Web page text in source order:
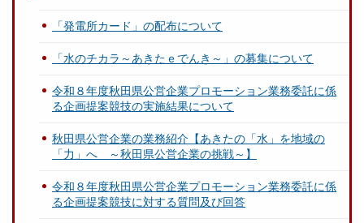
「発電所カード」の配布について
「水のチカラ～あきたｅでんき～」の募集について
令和８年度秋田県公営企業プロモーション業務委託に係
る企画提案競技の実施結果について
秋田県公営企業の業務紹介【あきたの「水」を地域の
「力」へ ～秋田県公営企業の挑戦～】
令和８年度秋田県公営企業プロモーション業務委託に係
る企画提案競技に対する質問及び回答